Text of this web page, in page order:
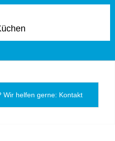
Wir helfen gerne: Kontakt